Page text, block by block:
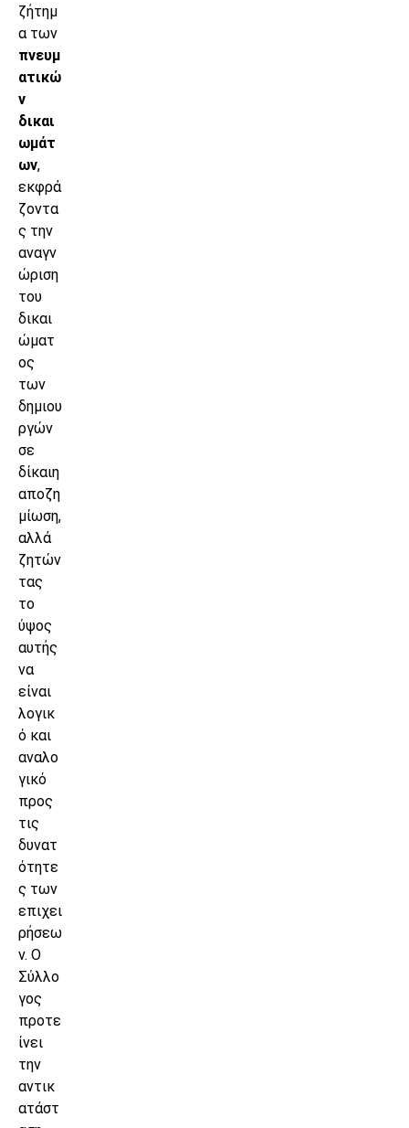
ζήτημ
α των
πνευμ
ατικώ
ν
δικαι
ωμάτ
ων,
εκφρά
ζοντα
ς την
αναγν
ώριση
του
δικαι
ώματ
ος
των
δημιου
ργών
σε
δίκαιη
αποζη
μίωση,
αλλά
ζητών
τας
το
ύψος
αυτής
να
είναι
λογικ
ό και
αναλο
γικό
προς
τις
δυνατ
ότητε
ς των
επιχει
ρήσεω
ν. Ο
Σύλλο
γος
προτε
ίνει
την
αντικ
ατάστ